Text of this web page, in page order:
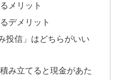
メリット
デメリット
投信」はどちらがいい
み立てると現金があた